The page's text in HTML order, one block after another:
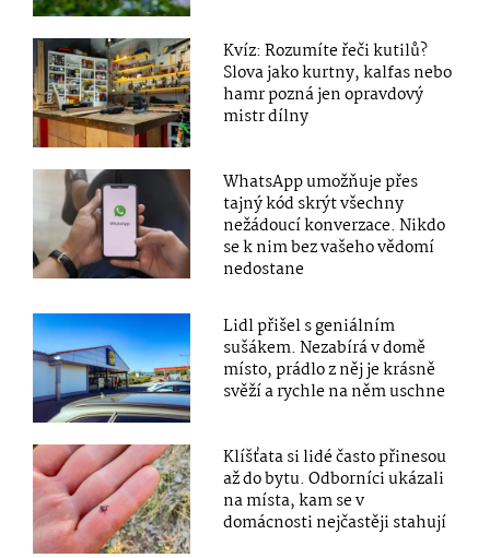
Kvíz: Rozumíte řeči kutilů?
Slova jako kurtny, kalfas nebo
hamr pozná jen opravdový
mistr dílny
WhatsApp umožňuje přes
tajný kód skrýt všechny
nežádoucí konverzace. Nikdo
se k nim bez vašeho vědomí
nedostane
Lidl přišel s geniálním
sušákem. Nezabírá v domě
místo, prádlo z něj je krásně
svěží a rychle na něm uschne
Klíšťata si lidé často přinesou
až do bytu. Odborníci ukázali
na místa, kam se v
domácnosti nejčastěji stahují